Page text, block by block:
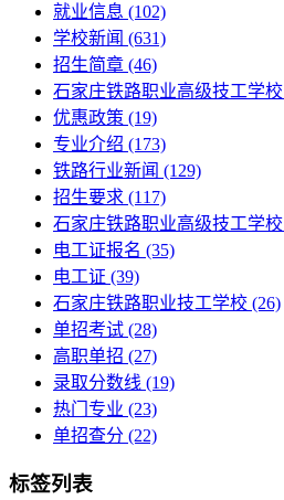
就业信息 (102)
学校新闻 (631)
招生简章 (46)
石家庄铁路职业高级技工学校
优惠政策 (19)
专业介绍 (173)
铁路行业新闻 (129)
招生要求 (117)
石家庄铁路职业高级技工学校​
电工证报名 (35)
电工证 (39)
石家庄铁路职业技工学校 (26)
单招考试 (28)
高职单招 (27)
录取分数线 (19)
热门专业 (23)
单招查分 (22)
标签列表